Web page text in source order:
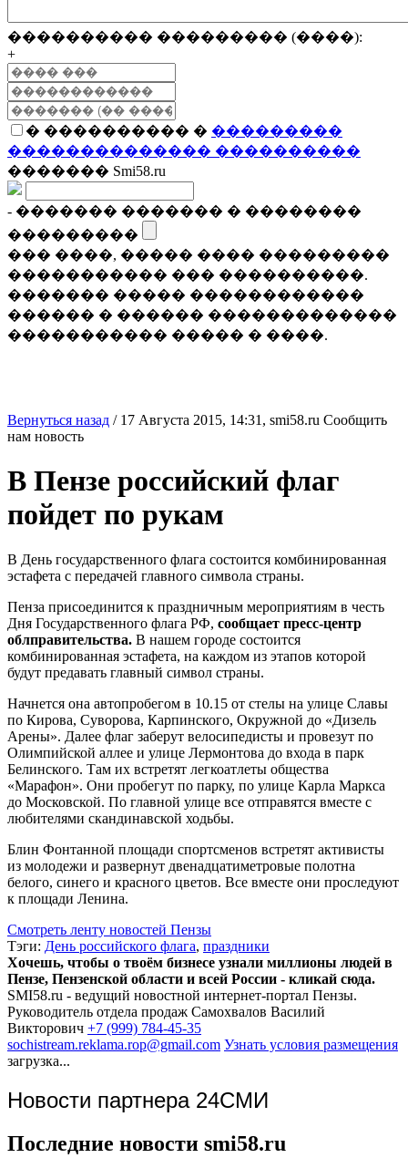
���������� ��������� (����):
+
� ���������� � ���������
�������������� ����������
������� Smi58.ru
- ������� ������� � ��������
���������
��� ����, ����� ���� ���������
����������� ��� ����������.
������� ����� ������������
������ � ������ �������������
����������� ����� � ����.
Вернуться назад / 17 Августа 2015, 14:31, smi58.ru Сообщить
нам новость
В Пензе российский флаг
пойдет по рукам
В День государственного флага состоится комбинированная
эстафета с передачей главного символа страны.
Пенза присоединится к праздничным мероприятиям в честь
Дня Государственного флага РФ, сообщает пресс-центр
облправительства. В нашем городе состоится
комбинированная эстафета, на каждом из этапов которой
будут предавать главный символ страны.
Начнется она автопробегом в 10.15 от стелы на улице Славы
по Кирова, Суворова, Карпинского, Окружной до «Дизель
Арены». Далее флаг заберут велосипедисты и провезут по
Олимпийской аллее и улице Лермонтова до входа в парк
Белинского. Там их встретят легкоатлеты общества
«Марафон». Они пробегут по парку, по улице Карла Маркса
до Московской. По главной улице все отправятся вместе с
любителями скандинавской ходьбы.
Блин Фонтанной площади спортсменов встретят активисты
из молодежи и развернут двенадцатиметровые полотна
белого, синего и красного цветов. Все вместе они проследуют
к площади Ленина.
Смотреть ленту новостей Пензы
Тэги: День российского флага, праздники
Хочешь, чтобы о твоём бизнесе узнали миллионы людей в
Пензе, Пензенской области и всей России - кликай сюда.
SMI58.ru - ведущий новостной интернет-портал Пензы.
Руководитель отдела продаж Самохвалов Василий
Викторович +7 (999) 784-45-35
sochistream.reklama.rop@gmail.com Узнать условия размещения
загрузка...
Новости партнера 24СМИ
Последние новости smi58.ru